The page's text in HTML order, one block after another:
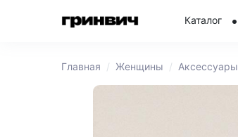
Каталог
Главная Женщины Аксессуары